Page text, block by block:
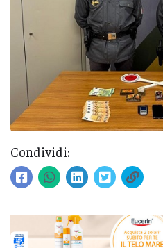
Condividi: